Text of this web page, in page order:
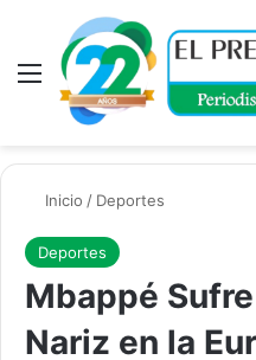
Menú
Inicio / Deportes
Deportes
Mbappé
Nariz en la